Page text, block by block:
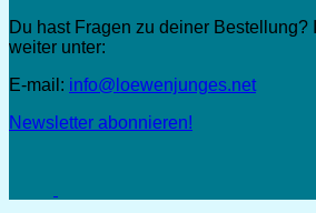
Du hast Fragen zu deiner Bestellung?
weiter unter:
E-mail: info@loewenjunges.net
Newsletter abonnieren!